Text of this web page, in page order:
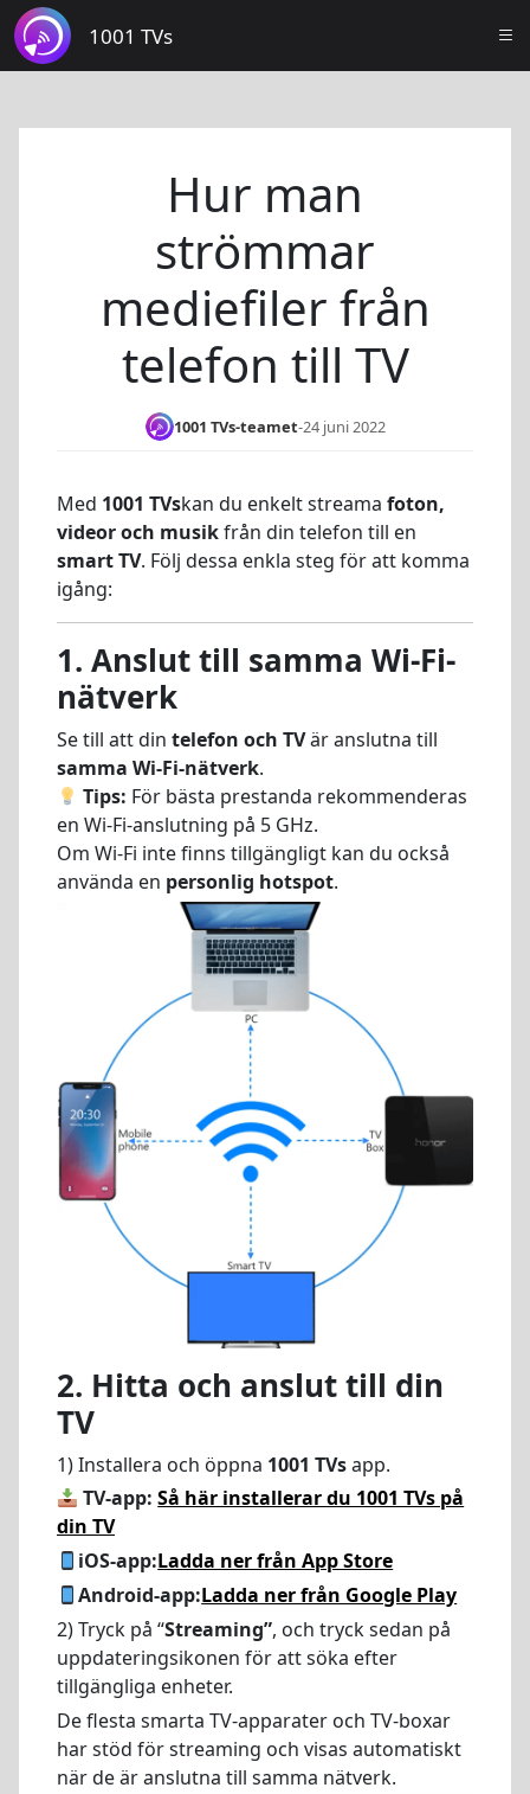
1001 TVs
Hur man
strömmar
mediefiler från
telefon till TV
1001 TVs-teamet-24 juni 2022
Med 1001 TVskan du enkelt streama foton,
videor och musikfrån din telefon till en
smart TV. Följ dessa enkla steg för att komma
igång:
1. Anslut till samma Wi-Fi-
nätverk
Se till att din telefon och TVär anslutna till
samma Wi-Fi-nätverk.
Tips: För bästa prestanda rekommenderas
en Wi-Fi-anslutning på 5 GHz.
Om Wi-Fi inte finns tillgängligt kan du också
använda en personlig hotspot.
2. Hitta och anslut till din
TV
1) Installera och öppna 1001 TVsapp.
TV-app: Så här installerar du 1001 TVs på
din TV
iOS-app:Ladda ner från App Store
Android-app:Ladda ner från Google Play
2) Tryck på “Streaming”, och tryck sedan på
uppdateringsikonen för att söka efter
tillgängliga enheter.
De flesta smarta TV-apparater och TV-boxar
har stöd för streaming och visas automatiskt
när de är anslutna till samma nätverk.